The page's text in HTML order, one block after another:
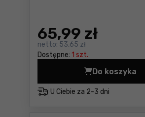
65,99 zł
netto: 53,65 zł
Dostępne: 1 szt.
U Ciebie za 2-3 dni
Do koszyka